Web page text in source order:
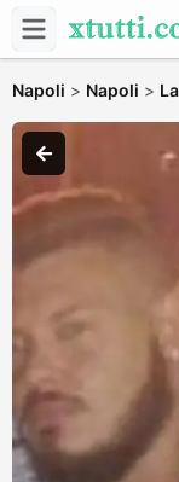
Napoli > Napoli >